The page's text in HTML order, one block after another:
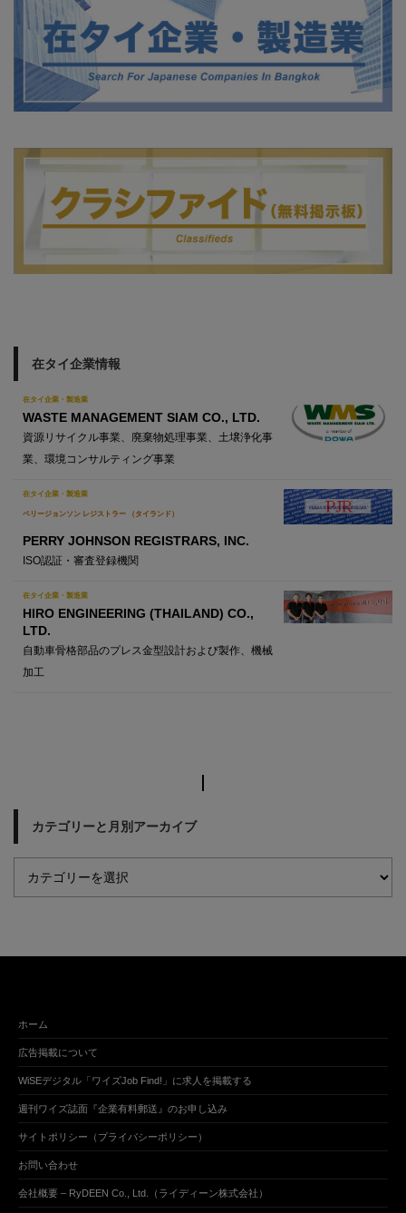
在タイ企業情報
在タイ企業・製造業
WASTE MANAGEMENT SIAM CO., LTD.
資源リサイクル事業、廃棄物処理事業、土壌浄化事
業、環境コンサルティング事業
在タイ企業・製造業
ペリージョンソン レジストラー （タイランド）
PERRY JOHNSON REGISTRARS, INC.
ISO認証・審査登録機関
在タイ企業・製造業
HIRO ENGINEERING (THAILAND) CO.,
LTD.
自動車骨格部品のプレス金型設計および製作、機械
加工
カテゴリーと月別アーカイブ
ホーム
広告掲載について
WiSEデジタル「ワイズJob Find!」に求人を掲載する
週刊ワイズ誌面『企業有料郵送』のお申し込み
サイトポリシー（プライバシーポリシー）
お問い合わせ
会社概要 – RyDEEN Co., Ltd.（ライディーン株式会社）